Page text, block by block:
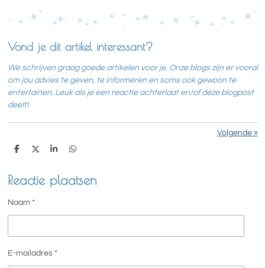
Vond je dit artikel interessant?
We schrijven graag goede artikelen voor je. Onze blogs zijn er vooral
om jou advies te geven, te informeren en soms ook gewoon te
entertainen. Leuk als je een reactie achterlaat en/of deze blogpost
deelt!
Volgende»
D
n
D
l
S
e
D
n
Reactie plaatsen
Naam *
E-mailadres *